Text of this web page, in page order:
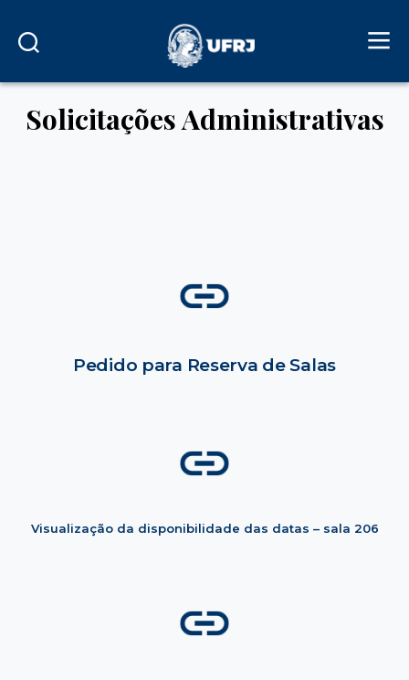
Solicitações Administrativas
Pedido para Reserva de Salas
Visualização da disponibilidade das datas – sala 206